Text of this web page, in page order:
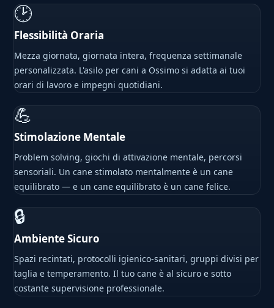
🕑
Flessibilità Oraria
Mezza giornata, giornata intera, frequenza settimanale
personalizzata. L'asilo per cani a Ossimo si adatta ai tuoi
orari di lavoro e impegni quotidiani.
💪
Stimolazione Mentale
Problem solving, giochi di attivazione mentale, percorsi
sensoriali. Un cane stimolato mentalmente è un cane
equilibrato — e un cane equilibrato è un cane felice.
🔒
Ambiente Sicuro
Spazi recintati, protocolli igienico-sanitari, gruppi divisi per
taglia e temperamento. Il tuo cane è al sicuro e sotto
costante supervisione professionale.